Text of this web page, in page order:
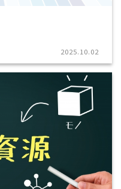
2025.10.02